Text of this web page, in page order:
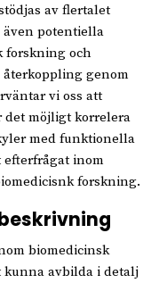
av flertalet
potentiella
forskning och
genom
vi oss att
det möjligt korrelera
med funktionella
efterfrågat inom
forskning.
biomedicinsk
avbilda i detalj